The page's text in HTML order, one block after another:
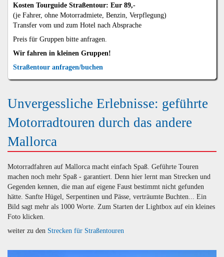
Kosten Tourguide Straßentour: Eur 89,-
(je Fahrer, ohne Motorradmiete, Benzin, Verpflegung)
Transfer vom und zum Hotel nach Absprache
Preis für Gruppen bitte anfragen.
Wir fahren in kleinen Gruppen!
Straßentour anfragen/buchen
Unvergessliche Erlebnisse: geführte
Motorradtouren durch das andere
Mallorca
Motorradfahren auf Mallorca macht einfach Spaß. Geführte Touren
machen noch mehr Spaß - garantiert. Denn hier lernt man Strecken und
Gegenden kennen, die man auf eigene Faust bestimmt nicht gefunden
hätte. Sanfte Hügel, Serpentinen und Pässe, verträumte Buchten... Ein
Bild sagt mehr als 1000 Worte. Zum Starten der Lightbox auf ein kleines
Foto klicken.
weiter zu den Strecken für Straßentouren